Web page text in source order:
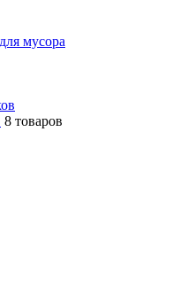
мусора
8 товаров